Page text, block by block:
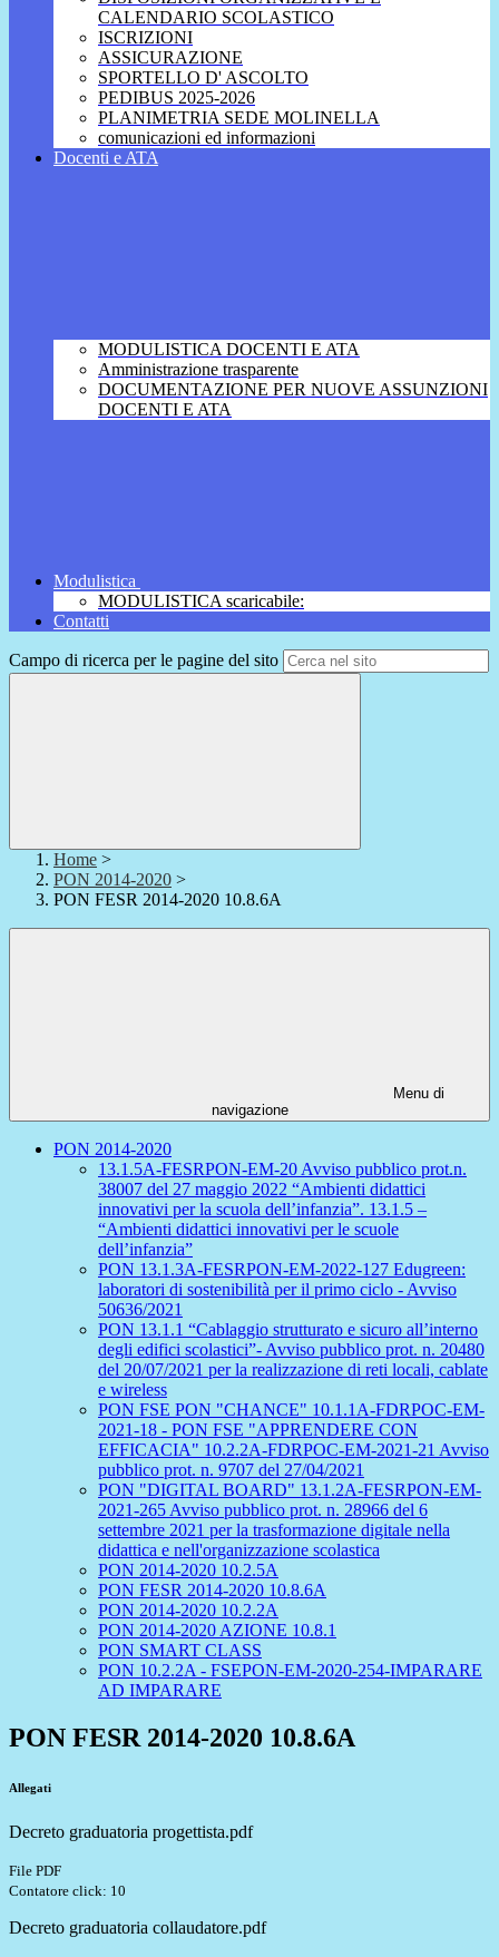
CALENDARIO SCOLASTICO
ISCRIZIONI
ASSICURAZIONE
SPORTELLO D' ASCOLTO
PEDIBUS 2025-2026
PLANIMETRIA SEDE MOLINELLA
comunicazioni ed informazioni
Docenti e ATA
MODULISTICA DOCENTI E ATA
Amministrazione trasparente
DOCUMENTAZIONE PER NUOVE ASSUNZIONI
DOCENTI E ATA
Modulistica
MODULISTICA scaricabile:
Contatti
Campo di ricerca per le pagine del sito
Home >
PON 2014-2020 >
PON FESR 2014-2020 10.8.6A
Menu di
navigazione
PON 2014-2020
13.1.5A-FESRPON-EM-20 Avviso pubblico prot.n.
38007 del 27 maggio 2022 “Ambienti didattici
innovativi per la scuola dell’infanzia”. 13.1.5 –
“Ambienti didattici innovativi per le scuole
dell’infanzia”
PON 13.1.3A-FESRPON-EM-2022-127 Edugreen:
laboratori di sostenibilità per il primo ciclo - Avviso
50636/2021
PON 13.1.1 “Cablaggio strutturato e sicuro all’interno
degli edifici scolastici”- Avviso pubblico prot. n. 20480
del 20/07/2021 per la realizzazione di reti locali, cablate
e wireless
PON FSE PON "CHANCE" 10.1.1A-FDRPOC-EM-
2021-18 - PON FSE "APPRENDERE CON
EFFICACIA" 10.2.2A-FDRPOC-EM-2021-21 Avviso
pubblico prot. n. 9707 del 27/04/2021
PON "DIGITAL BOARD" 13.1.2A-FESRPON-EM-
2021-265 Avviso pubblico prot. n. 28966 del 6
settembre 2021 per la trasformazione digitale nella
didattica e nell'organizzazione scolastica
PON 2014-2020 10.2.5A
PON FESR 2014-2020 10.8.6A
PON 2014-2020 10.2.2A
PON 2014-2020 AZIONE 10.8.1
PON SMART CLASS
PON 10.2.2A - FSEPON-EM-2020-254-IMPARARE
AD IMPARARE
PON FESR 2014-2020 10.8.6A
Allegati
Decreto graduatoria progettista.pdf
File PDF
Contatore click: 10
Decreto graduatoria collaudatore.pdf